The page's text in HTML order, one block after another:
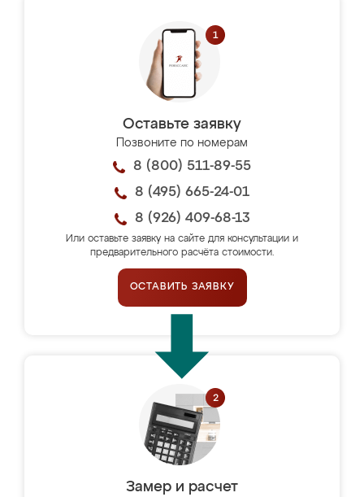
Оставьте заявку
Позвоните по номерам
8 (800) 511-89-55
8 (495) 665-24-01
8 (926) 409-68-13
Или оставьте заявку на сайте для консультации и
предварительного расчёта стоимости.
ОСТАВИТЬ ЗАЯВКУ
Замер и расчет